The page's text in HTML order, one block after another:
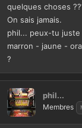
quelques choses
On sais jamais.
phil... peux-tu juste
marron - jaune -
?
phil...
Membres